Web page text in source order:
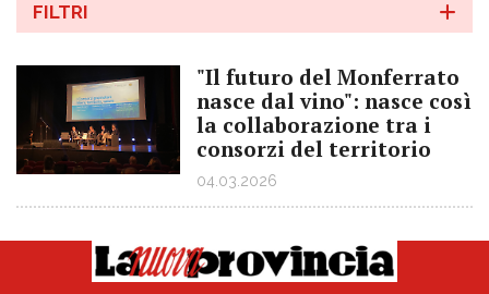
FILTRI
"Il futuro del Monferrato
nasce dal vino": nasce così
la collaborazione tra i
consorzi del territorio
04.03.2026